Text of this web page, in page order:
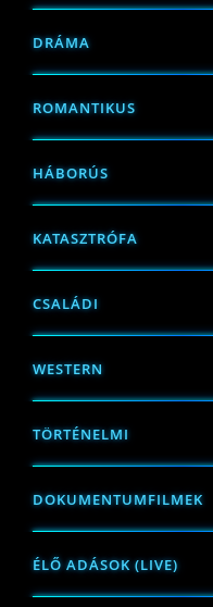
DRÁMA
ROMANTIKUS
HÁBORÚS
KATASZTRÓFA
CSALÁDI
WESTERN
TÖRTÉNELMI
DOKUMENTUMFILMEK
ÉLŐ ADÁSOK (LIVE)